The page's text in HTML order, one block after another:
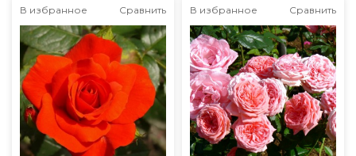
В избранное Сравнить В избранное Сравнить